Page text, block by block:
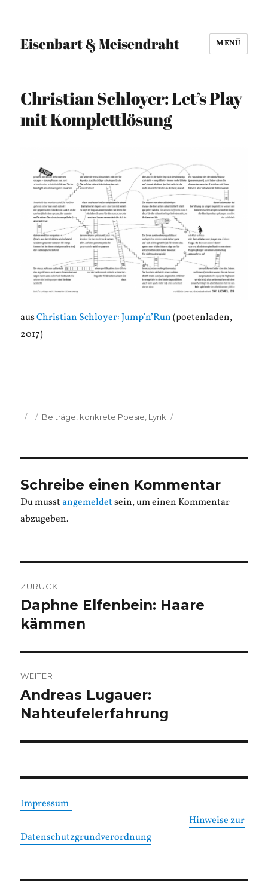
Eisenbart & Meisendraht MENÜ
Christian Schloyer: Let’s Play
mit Komplettlösung
ausChristian Schloyer: Jump’n’Run(poetenladen,
2017)
Veröffentlicht
Kategorien
Beiträge konkrete Poesie Lyrik
Schreibe einen Kommentar
Du musstangemeldetsein, um einen Kommentar
abzugeben.
ZURÜCK
Vorheriger
Beitrag:
Daphne Elfenbein: Haare
kämmen
WEITER
Nächster
Beitrag:
Andreas Lugauer:
Nahteufelerfahrung
Impressum
Hinweise zur
Datenschutzgrundverordnung